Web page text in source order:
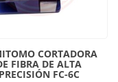
CORTADORA
FIBRA DE ALTA
PRECISIÓN FC-6C